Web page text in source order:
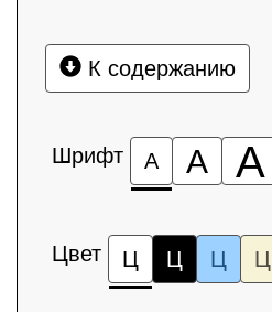
К содержанию
Шрифт А А А
Цвет Ц Ц Ц Ц